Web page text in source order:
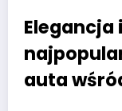
Elegancja
auta